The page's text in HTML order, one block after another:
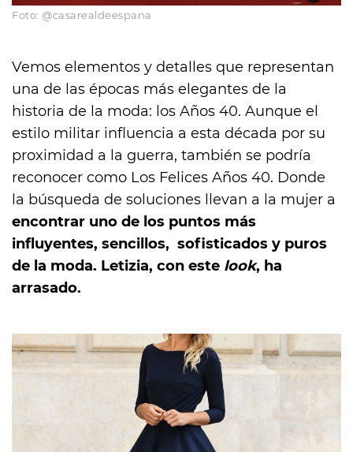
Foto: @casarealdeespana
Vemos elementos y detalles que representan
una de las épocas más elegantes de la
historia de la moda: los Años 40. Aunque el
estilo militar influencia a esta década por su
proximidad a la guerra, también se podría
reconocer como Los Felices Años 40. Donde
la búsqueda de soluciones llevan a la mujer a
encontrar uno de los puntos más
influyentes, sencillos, sofisticados y puros
de la moda. Letizia, con este look, ha
arrasado.